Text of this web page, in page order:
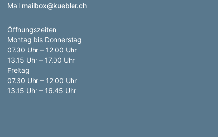
Mail mailbox@kuebler.ch
Öffnungszeiten
Montag bis Donnerstag
07.30 Uhr – 12.00 Uhr
13.15 Uhr – 17.00 Uhr
Freitag
07.30 Uhr – 12.00 Uhr
13.15 Uhr – 16.45 Uhr